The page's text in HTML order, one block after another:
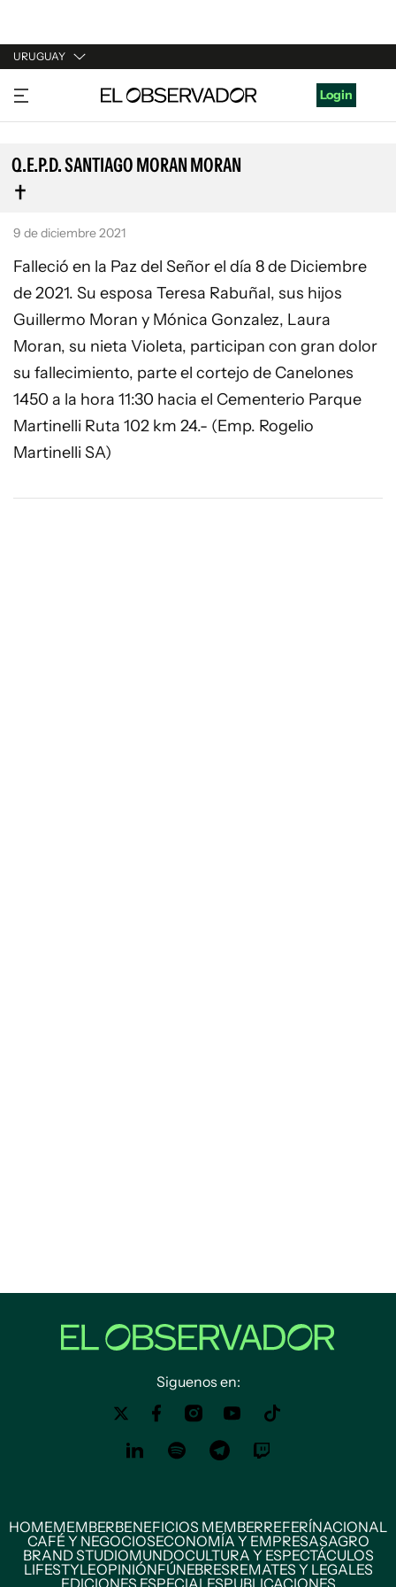
URUGUAY
URUGUAY
ARGENTINA
ESPAÑA
ESTADOS UNIDOS
Login
Q.E.P.D. SANTIAGO MORAN MORAN
9 de diciembre 2021
Falleció en la Paz del Señor el día 8 de Diciembre
de 2021. Su esposa Teresa Rabuñal, sus hijos
Guillermo Moran y Mónica Gonzalez, Laura
Moran, su nieta Violeta, participan con gran dolor
su fallecimiento, parte el cortejo de Canelones
1450 a la hora 11:30 hacia el Cementerio Parque
Martinelli Ruta 102 km 24.- (Emp. Rogelio
Martinelli SA)
Siguenos en:
HOMEMEMBERBENEFICIOS MEMBERREFERÍNACIONAL
CAFÉ Y NEGOCIOSECONOMÍA Y EMPRESASAGRO
BRAND STUDIOMUNDOCULTURA Y ESPECTÁCULOS
LIFESTYLEOPINIÓNFÚNEBRESREMATES Y LEGALES
EDICIONES ESPECIALESPUBLICACIONES